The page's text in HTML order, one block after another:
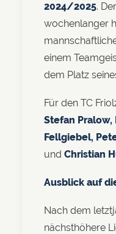
2024/2025.
wochenlanger
einem
dem Platz
Für den TC
Stefan Pralow,
Fellgiebel,
und Christian
Ausblick auf
Nach dem
nächsthöhere